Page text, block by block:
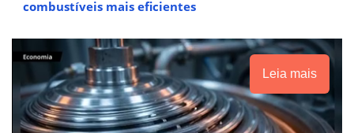
combustíveis mais eficientes
Leia mais